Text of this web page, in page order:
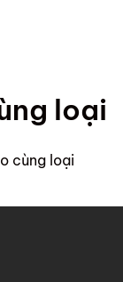
loại
cùng loại